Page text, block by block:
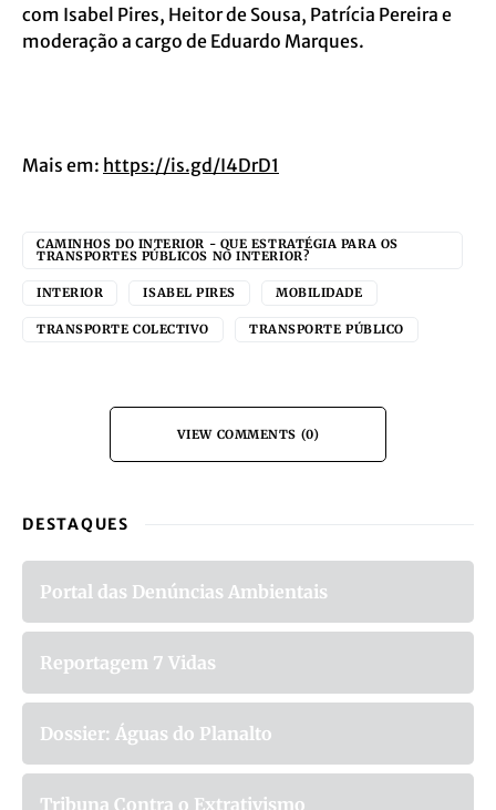
com Isabel Pires, Heitor de Sousa, Patrícia Pereira e
moderação a cargo de Eduardo Marques.
Mais em: https://is.gd/I4DrD1
CAMINHOS DO INTERIOR - QUE ESTRATÉGIA PARA OS
TRANSPORTES PÚBLICOS NO INTERIOR?
INTERIOR ISABEL PIRES MOBILIDADE
TRANSPORTE COLECTIVO TRANSPORTE PÚBLICO
VIEW COMMENTS (0)
DESTAQUES
Portal das Denúncias Ambientais
Reportagem 7 Vidas
Dossier: Águas do Planalto
Tribuna Contra o Extrativismo